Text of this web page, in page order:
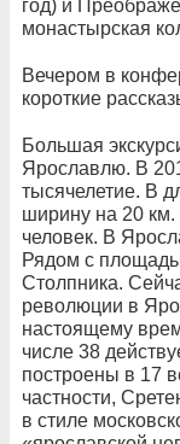
год) и
монастырская
Вечером в
короткие
Большая
Ярославлю. В
тысячелетие. В
ширину на 20 км.
человек. В
Рядом с
Столпника.
революции в
настоящему
числе 38
построены в 17
частности,
в стиле